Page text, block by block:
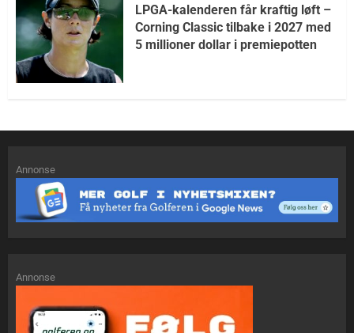
LPGA-kalenderen får kraftig løft –
Corning Classic tilbake i 2027 med
5 millioner dollar i premiepotten
Annonse
Annonse